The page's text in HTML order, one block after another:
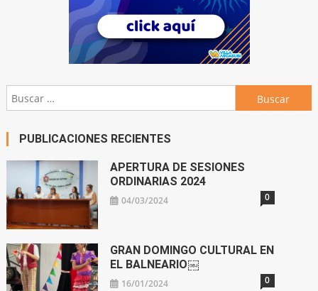
Buscar:
PUBLICACIONES RECIENTES
APERTURA DE SESIONES
ORDINARIAS 2024
04/03/2024 0
GRAN DOMINGO CULTURAL EN
EL BALNEARIO￼
16/01/2024 0